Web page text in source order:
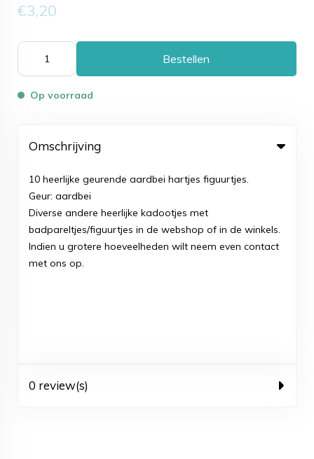
€3,20
Bestellen
Op voorraad
Omschrijving
10 heerlijke geurende aardbei hartjes figuurtjes.
Geur: aardbei
Diverse andere heerlijke kadootjes met
badpareltjes/figuurtjes in de webshop of in de winkels.
Indien u grotere hoeveelheden wilt neem even contact
met ons op.
0 review(s)